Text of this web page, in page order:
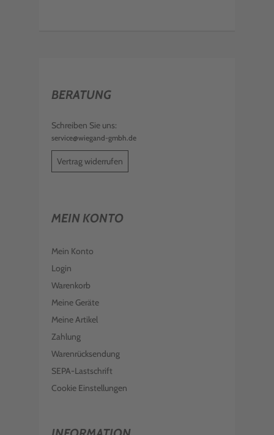
BERATUNG
Schreiben Sie uns:
service@wiegand-gmbh.de
Vertrag widerrufen
MEIN KONTO
Mein Konto
Login
Warenkorb
Meine Geräte
Meine Artikel
Zahlung
Warenrücksendung
SEPA-Lastschrift
Cookie Einstellungen